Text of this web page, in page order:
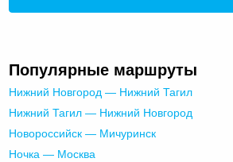
Популярные маршруты
Нижний Новгород — Нижний Тагил
Нижний Тагил — Нижний Новгород
Новороссийск — Мичуринск
Ночка — Москва